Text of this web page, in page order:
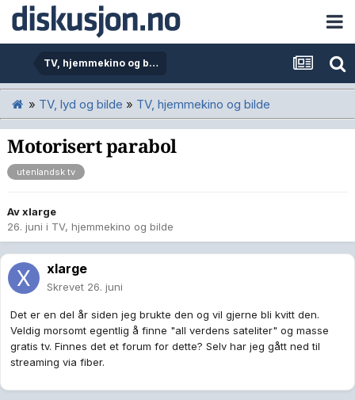
TV, hjemmekino og bilde
» TV, lyd og bilde » TV, hjemmekino og bilde
Motorisert parabol
utenlandsk tv
Avxlarge
26. juni i TV, hjemmekino og bilde
xlarge
Skrevet 26. juni
Det er en del år siden jeg brukte den og vil gjerne bli kvitt den.
Veldig morsomt egentlig å finne "all verdens sateliter" og masse
gratis tv. Finnes det et forum for dette? Selv har jeg gått ned til
streaming via fiber.